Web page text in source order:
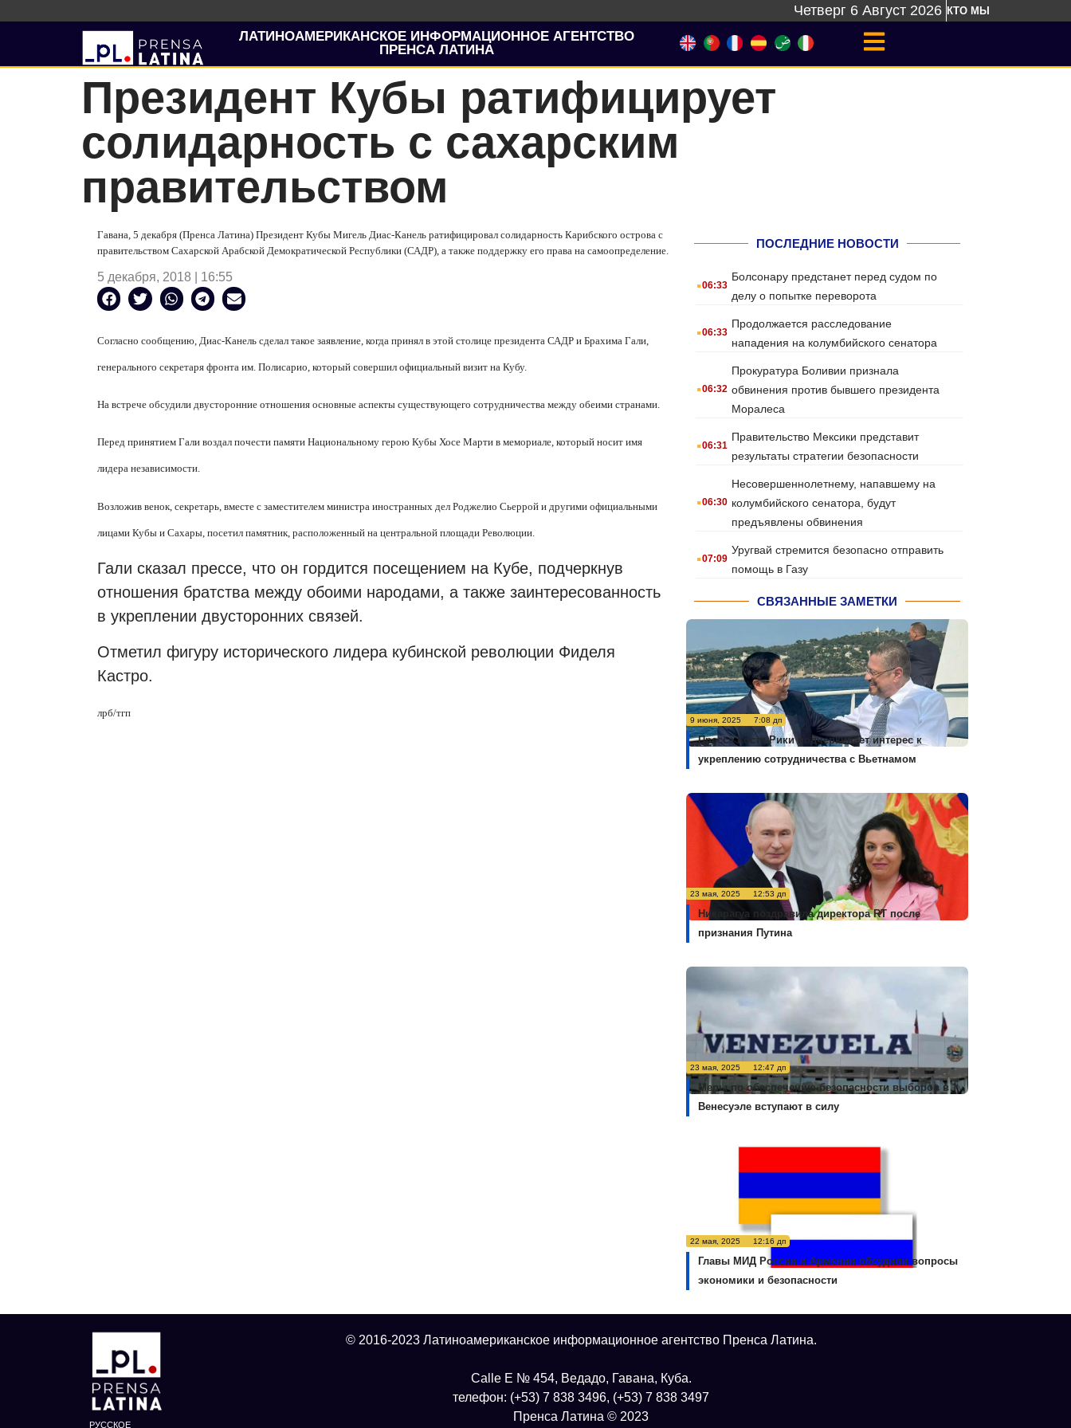
Четверг 6 Август 2026 КТО МЫ
ЛАТИНОАМЕРИКАНСКОЕ ИНФОРМАЦИОННОЕ АГЕНТСТВО
ПРЕНСА ЛАТИНА
Президент Кубы ратифицирует
солидарность с сахарским
правительством
Гавана, 5 декабря (Пренса Латина) Президент Кубы Мигель Диас-Канель ратифицировал солидарность Карибского острова с
правительством Сахарской Арабской Демократической Республики (САДР), а также поддержку его права на самоопределение.
5 декабря, 2018 | 16:55
Согласно сообщению, Диас-Канель сделал такое заявление, когда принял в этой столице президента САДР и Брахима Гали,
генерального секретаря фронта им. Полисарио, который совершил официальный визит на Кубу.
На встрече обсудили двусторонние отношения основные аспекты существующего сотрудничества между обеими странами.
Перед принятием Гали воздал почести памяти Национальному герою Кубы Хосе Марти в мемориале, который носит имя
лидера независимости.
Возложив венок, секретарь, вместе с заместителем министра иностранных дел Роджелио Сьеррой и другими официальными
лицами Кубы и Сахары, посетил памятник, расположенный на центральной площади Революции.
Гали сказал прессе, что он гордится посещением на Кубе, подчеркнув
отношения братства между обоими народами, а также заинтересованность
в укреплении двусторонних связей.
Отметил фигуру исторического лидера кубинской революции Фиделя
Кастро.
лрб/тгп
ПОСЛЕДНИЕ НОВОСТИ
.06:33
Болсонару предстанет перед судом по
делу о попытке переворота
.06:33
Продолжается расследование
нападения на колумбийского сенатора
.06:32
Прокуратура Боливии признала
обвинения против бывшего президента
Моралеса
.06:31
Правительство Мексики представит
результаты стратегии безопасности
.06:30
Несовершеннолетнему, напавшему на
колумбийского сенатора, будут
предъявлены обвинения
.07:09
Уругвай стремится безопасно отправить
помощь в Газу
СВЯЗАННЫЕ ЗАМЕТКИ
9 июня, 2025 7:08 дп
Пресса Коста-Рики подчеркивает интерес к
укреплению сотрудничества с Вьетнамом
23 мая, 2025 12:53 дп
Никарагуа поздравила директора RT после
признания Путина
23 мая, 2025 12:47 дп
Меры по обеспечению безопасности выборов в
Венесуэле вступают в силу
22 мая, 2025 12:16 дп
Главы МИД России и Армении обсудили вопросы
экономики и безопасности
РУССКОЕ
© 2016-2023 Латиноамериканское информационное агентство Пренса Латина.
Calle E № 454, Ведадо, Гавана, Куба.
телефон: (+53) 7 838 3496, (+53) 7 838 3497
Пренса Латина © 2023